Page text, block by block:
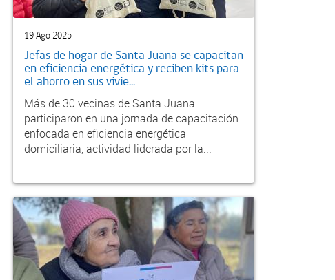
19 Ago 2025
Jefas de hogar de Santa Juana se capacitan
en eficiencia energética y reciben kits para
el ahorro en sus vivie...
Más de 30 vecinas de Santa Juana
participaron en una jornada de capacitación
enfocada en eficiencia energética
domiciliaria, actividad liderada por la...